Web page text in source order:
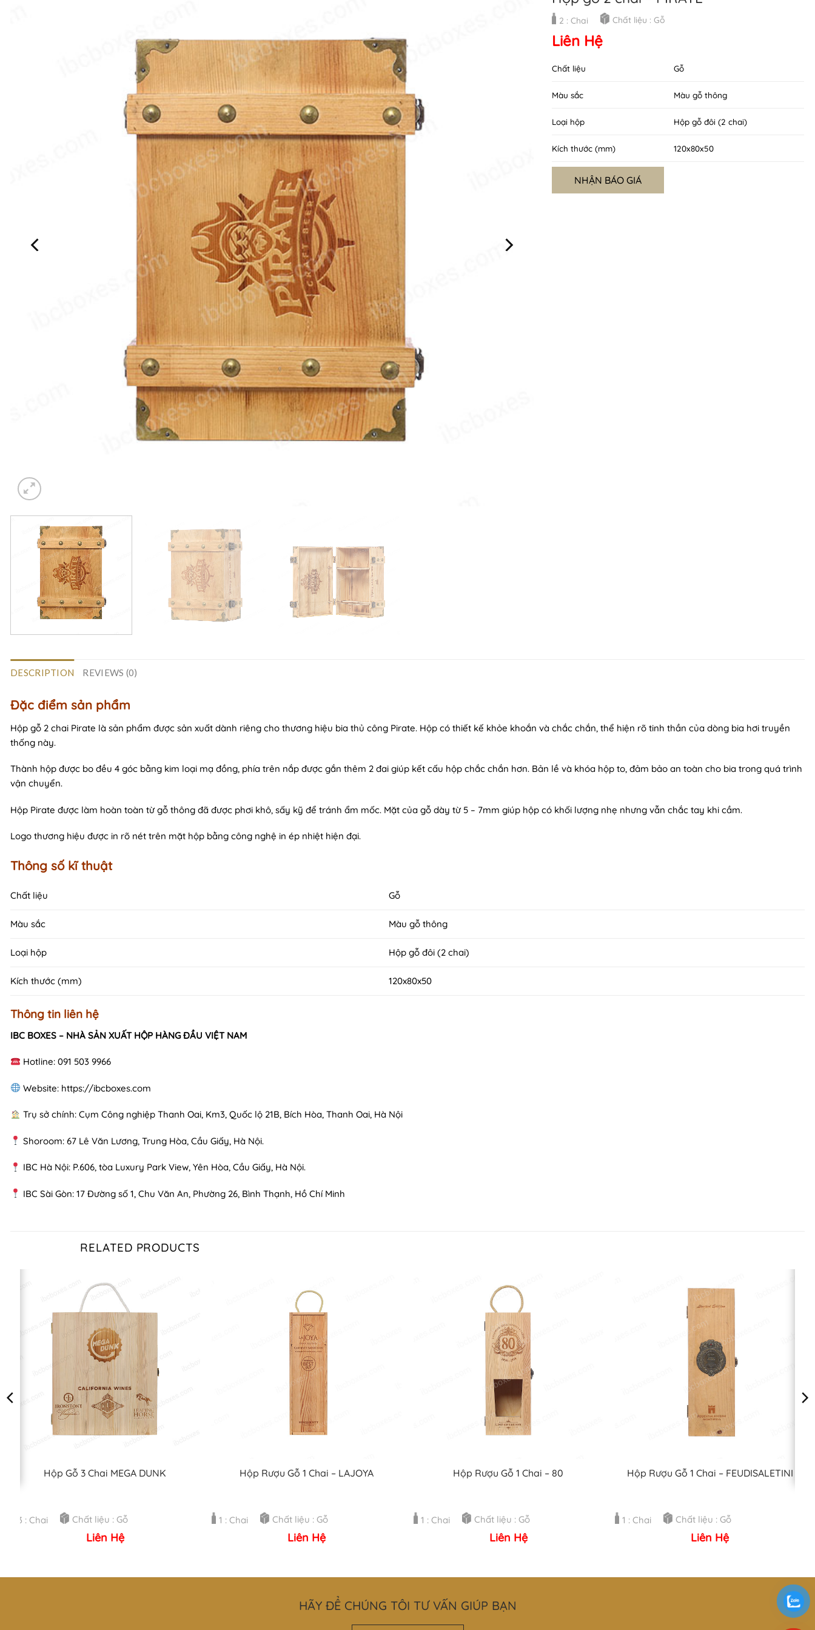
2 : Chai Chất liệu : Gỗ
Liên Hệ
Chất liệu Gỗ
Màu sắc Màu gỗ thông
Loại hộp Hộp gỗ đôi (2 chai)
Kích thước (mm) 120x80x50
NHẬN BÁO GIÁ
DESCRIPTION REVIEWS (0)
Đặc điểm sản phẩm
Hộp gỗ 2 chai Pirate là sản phẩm được sản xuất dành riêng cho thương hiệu bia thủ công Pirate. Hộp có thiết kế khỏe khoắn và chắc chắn, thể hiện rõ tinh thần của dòng bia hơi truyền
thống này.
Thành hộp được bo đều 4 góc bằng kim loại mạ đồng, phía trên nắp được gắn thêm 2 đai giúp kết cấu hộp chắc chắn hơn. Bản lề và khóa hộp to, đảm bảo an toàn cho bia trong quá trình
vận chuyển.
Hộp Pirate được làm hoàn toàn từ gỗ thông đã được phơi khô, sấy kỹ để tránh ẩm mốc. Mặt của gỗ dày từ 5 – 7mm giúp hộp có khối lượng nhẹ nhưng vẫn chắc tay khi cầm.
Logo thương hiệu được in rõ nét trên mặt hộp bằng công nghệ in ép nhiệt hiện đại.
Thông số kĩ thuật
Chất liệu Gỗ
Màu sắc Màu gỗ thông
Loại hộp Hộp gỗ đôi (2 chai)
Kích thước (mm) 120x80x50
Thông tin liên hệ
IBC BOXES – NHÀ SẢN XUẤT HỘP HÀNG ĐẦU VIỆT NAM
Hotline: 091 503 9966
Website: https://ibcboxes.com
Trụ sở chính: Cụm Công nghiệp Thanh Oai, Km3, Quốc lộ 21B, Bích Hòa, Thanh Oai, Hà Nội
Shoroom: 67 Lê Văn Lương, Trung Hòa, Cầu Giấy, Hà Nội.
IBC Hà Nội: P.606, tòa Luxury Park View, Yên Hòa, Cầu Giấy, Hà Nội.
IBC Sài Gòn: 17 Đường số 1, Chu Văn An, Phường 26, Bình Thạnh, Hồ Chí Minh
RELATED PRODUCTS
Hộp Gỗ 3 Chai MEGA DUNK
3 : Chai Chất liệu : Gỗ
Liên Hệ
Hộp Rượu Gỗ 1 Chai – LAJOYA
1 : Chai Chất liệu : Gỗ
Liên Hệ
Hộp Rượu Gỗ 1 Chai – 80
1 : Chai Chất liệu : Gỗ
Liên Hệ
Hộp Rượu Gỗ 1 Chai – FEUDISALETINI
1 : Chai Chất liệu : Gỗ
Liên Hệ
HÃY ĐỂ CHÚNG TÔI TƯ VẤN GIÚP BẠN